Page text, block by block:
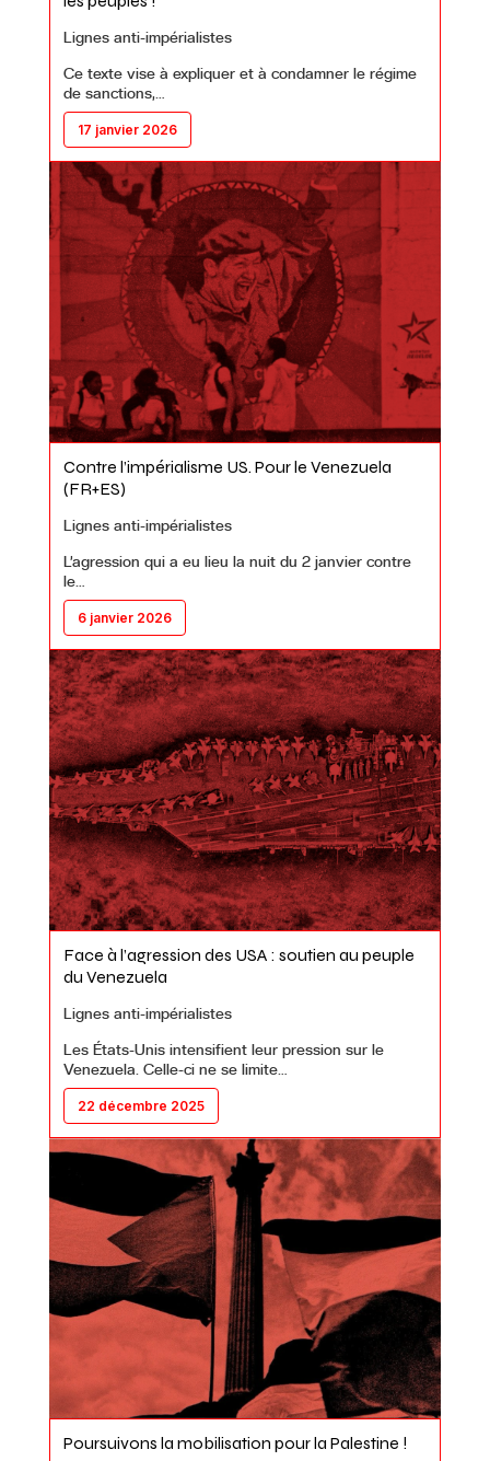
Lignes anti-impérialistes
Ce texte vise à expliquer et à condamner le régime
de sanctions,…
17 janvier 2026
Contre l’impérialisme US. Pour le Venezuela
(FR+ES)
Lignes anti-impérialistes
L’agression qui a eu lieu la nuit du 2 janvier contre
le…
6 janvier 2026
Face à l’agression des USA : soutien au peuple
du Venezuela
Lignes anti-impérialistes
Les États-Unis intensifient leur pression sur le
Venezuela. Celle-ci ne se limite…
22 décembre 2025
Poursuivons la mobilisation pour la Palestine !